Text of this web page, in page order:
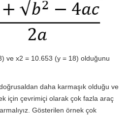
ve x2 = 10.653 (y = 18) olduğunu
daha karmaşık olduğu ve
için çevrimiçi olarak çok fazla araç
Gösterilen örnek çok